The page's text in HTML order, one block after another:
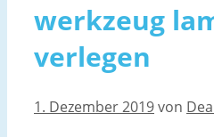
werkzeug
verlegen
1. Dezember 2019von